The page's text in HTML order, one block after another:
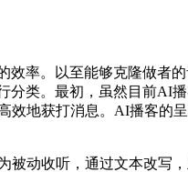
。以至能够克隆做者
类。最初，虽然目前AI
地获打消息。AI播客
收听，通过文本改写